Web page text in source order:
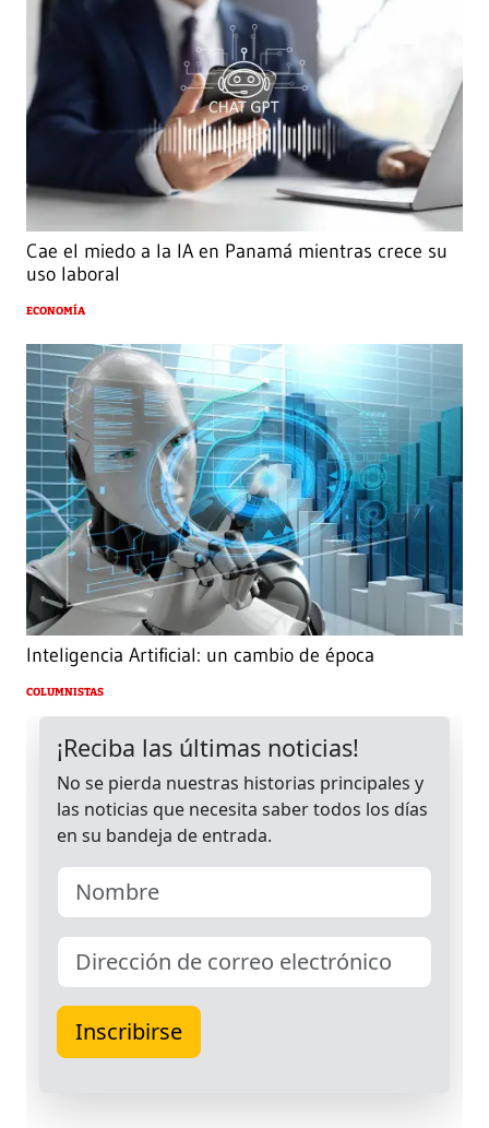
Cae el miedo a la IA en Panamá mientras crece su
uso laboral
ECONOMÍA
Inteligencia Artificial: un cambio de época
COLUMNISTAS